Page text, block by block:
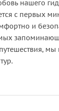
нашего
с первых
и
мы